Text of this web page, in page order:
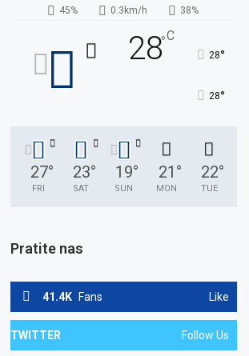
45% 0.3km/h 38%
28°C
28°
28°
27°
FRI
23°
SAT
19°
SUN
21 °
MON
22°
TUE
Pratite nas
41.4K Fans Like
TWITTER Follow Us